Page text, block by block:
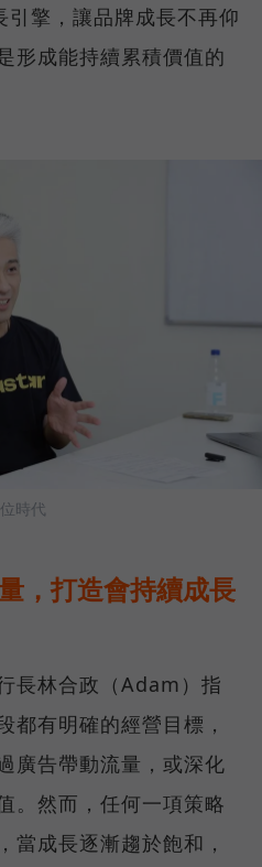
擎，讓品牌成長不再仰
形成能持續累積價值的
時代
，打造會持續成長
長林合政（Adam）指
都有明確的經營目標，
廣告帶動流量，或深化
。然而，任何一項策略
當成長逐漸趨於飽和，